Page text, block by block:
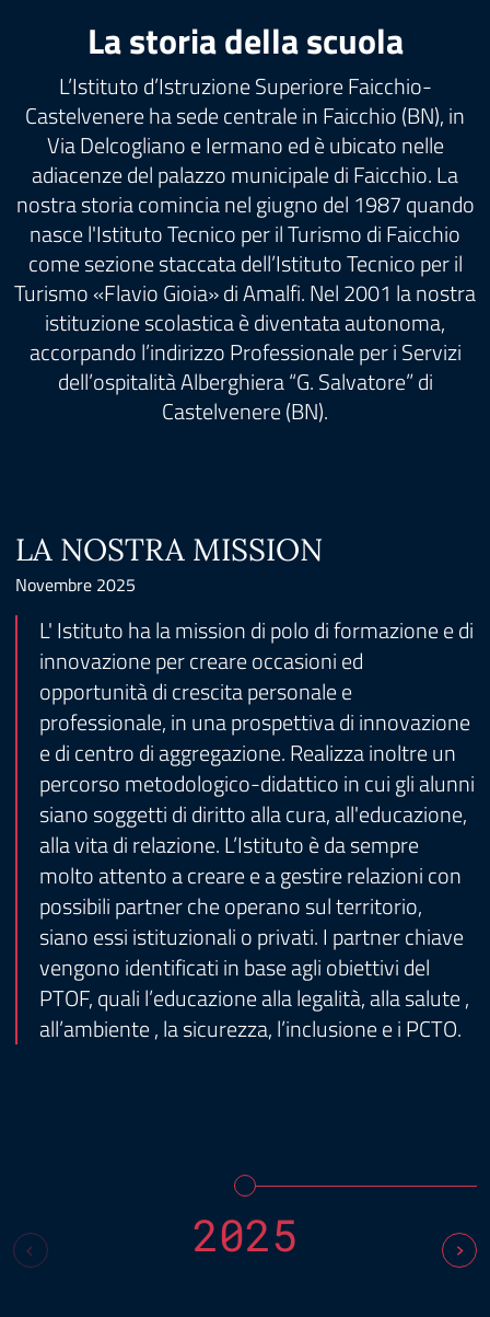
La storia della scuola
L’Istituto d’Istruzione Superiore Faicchio-
Castelvenere ha sede centrale in Faicchio (BN), in
Via Delcogliano e Iermano ed è ubicato nelle
adiacenze del palazzo municipale di Faicchio. La
nostra storia comincia nel giugno del 1987 quando
nasce l'Istituto Tecnico per il Turismo di Faicchio
come sezione staccata dell’Istituto Tecnico per il
Turismo «Flavio Gioia» di Amalfi. Nel 2001 la nostra
istituzione scolastica è diventata autonoma,
accorpando l’indirizzo Professionale per i Servizi
dell’ospitalità Alberghiera “G. Salvatore” di
Castelvenere (BN).
LA NOSTRA MISSION
Novembre 2025
L' Istituto ha la mission di polo di formazione e di
innovazione per creare occasioni ed
opportunità di crescita personale e
professionale, in una prospettiva di innovazione
e di centro di aggregazione. Realizza inoltre un
percorso metodologico-didattico in cui gli alunni
siano soggetti di diritto alla cura, all'educazione,
alla vita di relazione. L’Istituto è da sempre
molto attento a creare e a gestire relazioni con
possibili partner che operano sul territorio,
siano essi istituzionali o privati. I partner chiave
vengono identificati in base agli obiettivi del
PTOF, quali l’educazione alla legalità, alla salute ,
all’ambiente , la sicurezza, l’inclusione e i PCTO.
2025